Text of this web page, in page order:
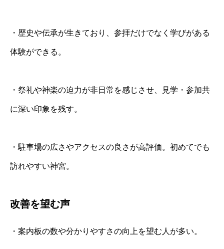
・歴史や伝承が生きており、参拝だけでなく学びがある
体験ができる。
・祭礼や神楽の迫力が非日常を感じさせ、見学・参加共
に深い印象を残す。
・駐車場の広さやアクセスの良さが高評価。初めてでも
訪れやすい神宮。
改善を望む声
・案内板の数や分かりやすさの向上を望む人が多い。